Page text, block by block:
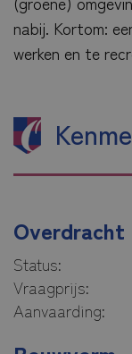
nabij. Kortom:
werken en te
Overdracht
Status:
Vraagprijs:
Aanvaarding: